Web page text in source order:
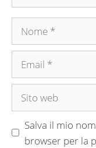
Nome
Email
Sito
Salva il mio
browser per la